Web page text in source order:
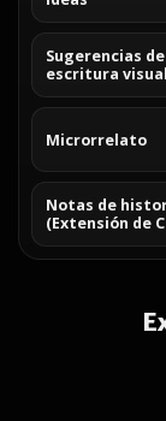
Sugerencias de
escritura visual
Microrrelato
Notas de
(Extensión de